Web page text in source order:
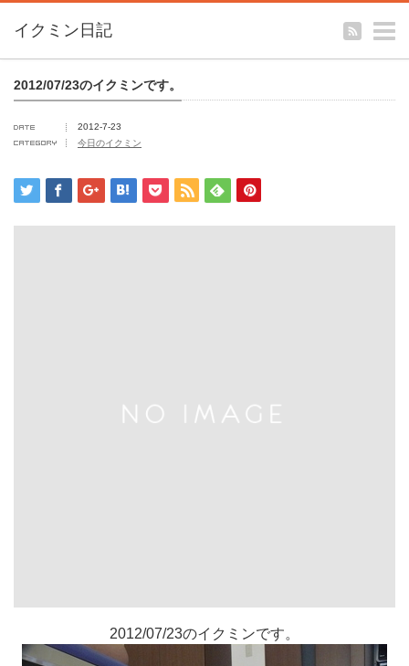
イクミン日記
2012/07/23のイクミンです。
2012-7-23
今日のイクミン
2012/07/23のイクミンです。